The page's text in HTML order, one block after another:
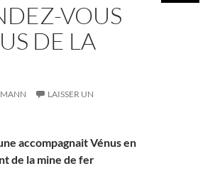
VOUS
DE LA
LAISSER UN
accompagnait Vénus en
de la mine de fer